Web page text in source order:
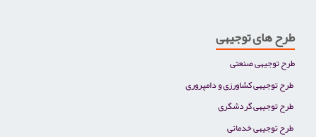
طرح های توجیهی
طرح توجیهی صنعتی
طرح توجیهی کشاورزی و دامپروری
طرح توجیهی گردشگری
طرح توجیهی خدماتی